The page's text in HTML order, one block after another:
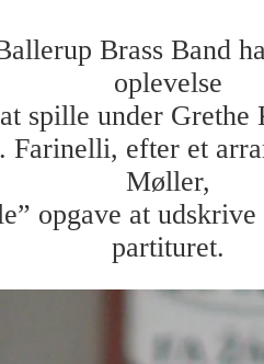
Brass Band
oplevelse
at spille under Grethe
Farinelli, efter et
Møller,
opgave at
partituret.